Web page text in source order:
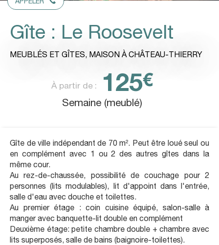
Gîte : Le Roosevelt
MEUBLÉS ET GÎTES, MAISON À CHÂTEAU-THIERRY
À partir de : 125€
Semaine (meublé)
Gîte de ville indépendant de 70 m². Peut être loué seul ou
en complément avec 1 ou 2 des autres gîtes dans la
même cour.
Au rez-de-chaussée, possibilité de couchage pour 2
personnes (lits modulables), lit d'appoint dans l'entrée,
salle d'eau avec douche et toilettes.
Au premier étage : coin cuisine équipé, salon-salle à
manger avec banquette-lit double en complément
Deuxième étage: petite chambre double + chambre avec
lits superposés, salle de bains (baignoire-toilettes).